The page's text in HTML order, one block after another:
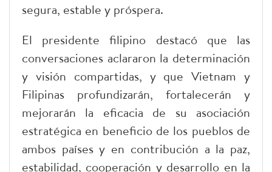
segura, estable y próspera.
El presidente filipino destacó que las
conversaciones aclararon la determinación
y visión compartidas, y que Vietnam y
Filipinas profundizarán, fortalecerán y
mejorarán la eficacia de su asociación
estratégica en beneficio de los pueblos de
ambos países y en contribución a la paz,
estabilidad, cooperación y desarrollo en la